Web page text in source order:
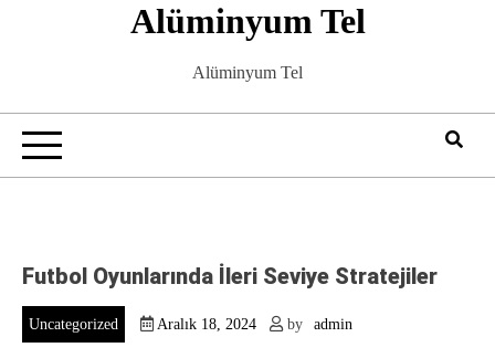
Alüminyum Tel
Alüminyum Tel
Futbol Oyunlarında İleri Seviye Stratejiler
Uncategorized Aralık 18, 2024 by admin